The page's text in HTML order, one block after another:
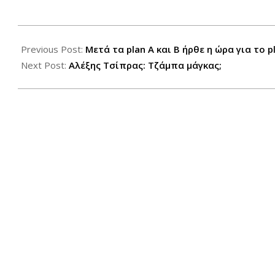
11-
14
Previous Post: Μετά τα plan A και Β ήρθε η ώρα για το
Next Post: Αλέξης Τσίπρας: Τζάμπα μάγκας;